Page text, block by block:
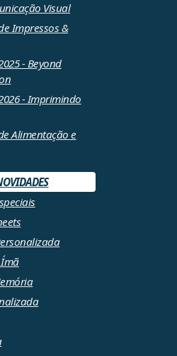
Visual
Impressos &
- Beyond
- Imprimindo
Alimentação e